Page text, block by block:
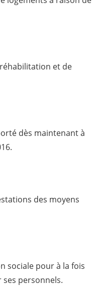
et de
dès maintenant à
des moyens
sociale pour à la fois
personnels.